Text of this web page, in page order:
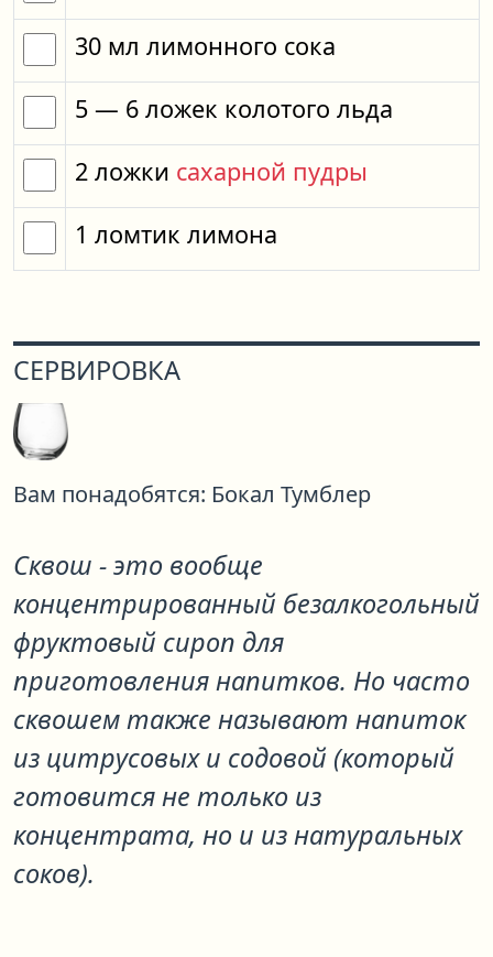
30 мл лимонного сока
5 — 6 ложек колотого льда
2 ложки сахарной пудры
1 ломтик лимона
СЕРВИРОВКА
Вам понадобятся: Бокал Тумблер
Сквош - это вообще
концентрированный безалкогольный
фруктовый сироп для
приготовления напитков. Но часто
сквошем также называют напиток
из цитрусовых и содовой (который
готовится не только из
концентрата, но и из натуральных
соков).